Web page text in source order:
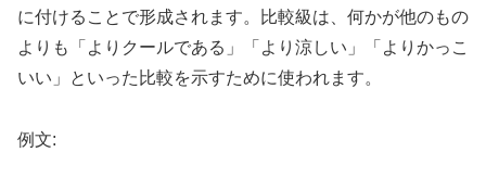
に付けることで形成されます。比較級は、何かが他のもの
よりも「よりクールである」「より涼しい」「よりかっこ
いい」といった比較を示すために使われます。
例文: